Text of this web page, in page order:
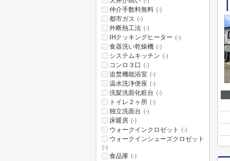
仲介手数料無料 (-)
都市ガス (-)
外断熱工法 (-)
IHクッキングヒーター (-)
食器洗い乾燥機 (-)
システムキッチン (-)
コンロ３口 (-)
追焚機能浴室 (-)
温水洗浄便座 (-)
洗髪洗面化粧台 (-)
トイレ２ヶ所 (-)
独立洗面台 (-)
床暖房 (-)
ウォークインクロゼット (-)
ウォークインシューズクロゼット
(-)
食品庫 (-)